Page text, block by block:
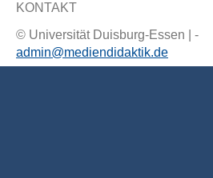
Sekundär Menü
KONTAKT
© Universität Duisburg-Essen | -
admin@mediendidaktik.de